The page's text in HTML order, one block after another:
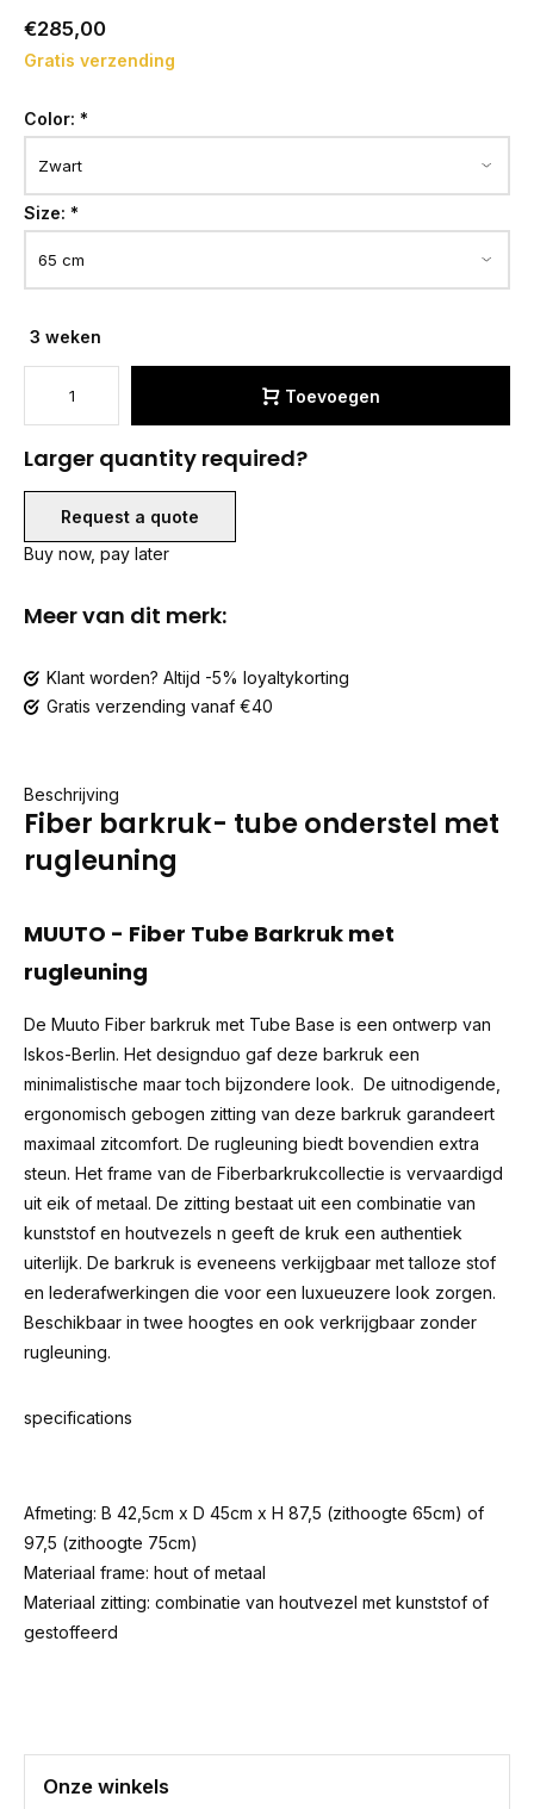
€285,00
Gratis verzending
Color: *
Size: *
3 weken
Toevoegen
Larger quantity required?
Request a quote
Buy now, pay later
Meer van dit merk:
Klant worden? Altijd -5% loyaltykorting
Gratis verzending vanaf €40
Beschrijving
Fiber barkruk- tube onderstel met
rugleuning
MUUTO - Fiber Tube Barkruk met
rugleuning
De Muuto Fiber barkruk met Tube Base is een ontwerp van
Iskos-Berlin. Het designduo gaf deze barkruk een
minimalistische maar toch bijzondere look. De uitnodigende,
ergonomisch gebogen zitting van deze barkruk garandeert
maximaal zitcomfort. De rugleuning biedt bovendien extra
steun. Het frame van de Fiberbarkrukcollectie is vervaardigd
uit eik of metaal. De zitting bestaat uit een combinatie van
kunststof en houtvezels n geeft de kruk een authentiek
uiterlijk. De barkruk is eveneens verkijgbaar met talloze stof
en lederafwerkingen die voor een luxueuzere look zorgen.
Beschikbaar in twee hoogtes en ook verkrijgbaar zonder
rugleuning.
specifications
Afmeting: B 42,5cm x D 45cm x H 87,5 (zithoogte 65cm) of
97,5 (zithoogte 75cm)
Materiaal frame: hout of metaal
Materiaal zitting: combinatie van houtvezel met kunststof of
gestoffeerd
Onze winkels